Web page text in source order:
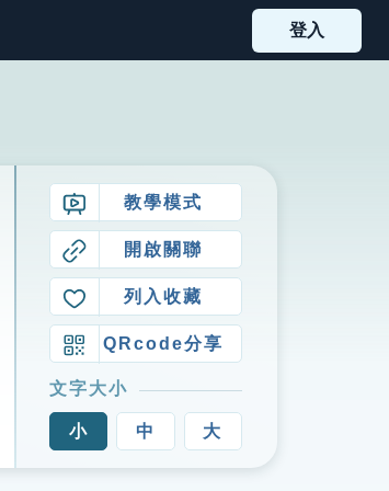
登入
教學模式
開啟關聯
列入收藏
QRcode分享
文字大小
小 中 大